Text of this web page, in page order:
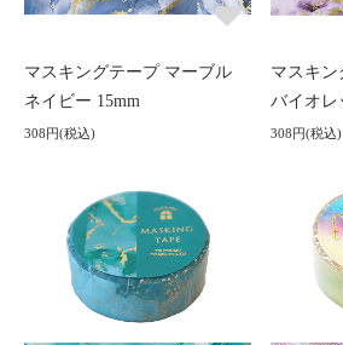
マスキングテープ マーブル
ネイビー 15mm
308円(税込)
マスキ
バイオレ
308円(税込)